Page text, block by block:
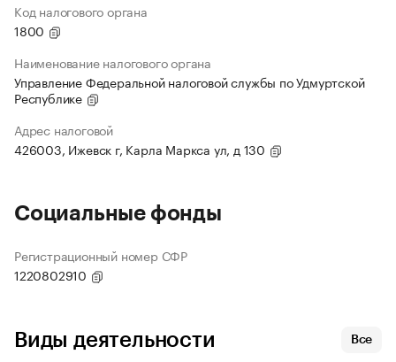
Код налогового органа
1800
Наименование налогового органа
Управление Федеральной налоговой службы по Удмуртской
Республике
Адрес налоговой
426003, Ижевск г, Карла Маркса ул, д 130
Социальные фонды
Регистрационный номер СФР
1220802910
Виды деятельности Все